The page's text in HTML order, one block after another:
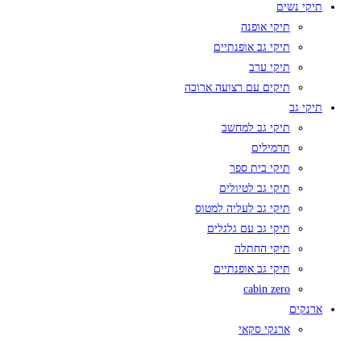
תיקי נשים
תיקי אופנה
תיקי גב אופנתיים
תיקי ערב
תיקים עם רצועה ארוכה
תיקי גב
תיקי גב למחשב
תרמילים
תיקי בית ספר
תיקי גב לטיולים
תיקי גב לעליה למטוס
תיקי גב עם גלגלים
תיקי החתלה
תיקי גב אופנתיים
cabin zero
ארנקים
ארנקי סקאי